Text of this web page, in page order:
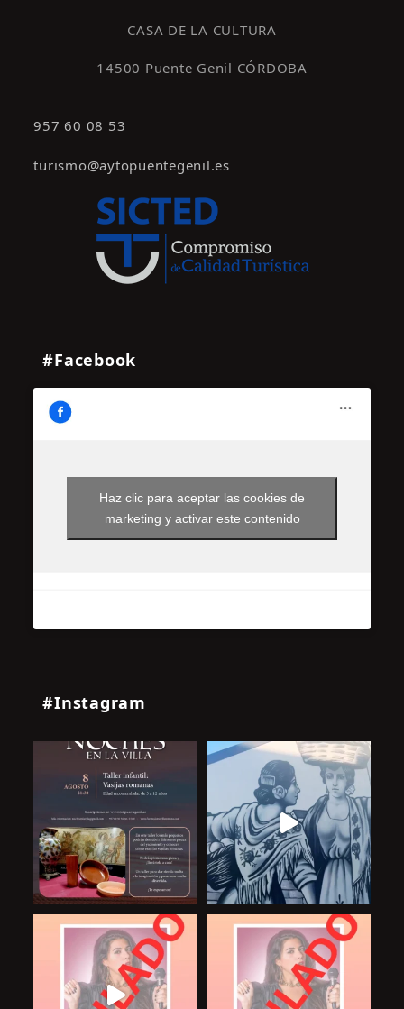
CASA DE LA CULTURA
14500 Puente Genil CÓRDOBA
957 60 08 53
turismo@aytopuentegenil.es
#Facebook
Haz clic para aceptar las cookies de
marketing y activar este contenido
#Instagram